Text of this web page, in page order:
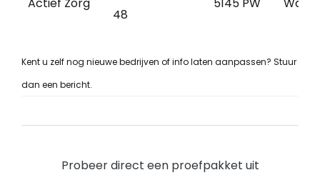
Actief Zorg
48
5145 PW
Kent u zelf nog nieuwe bedrijven of info laten aanpassen? Stuur
dan een bericht.
Probeer direct een proefpakket uit